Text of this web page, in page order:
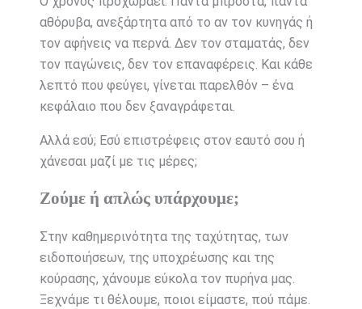
αθόρυβα, ανεξάρτητα από το αν τον κυνηγάς ή
τον αφήνεις να περνά. Δεν τον σταματάς, δεν
τον παγώνεις, δεν τον επαναφέρεις. Και κάθε
λεπτό που φεύγει, γίνεται παρελθόν – ένα
κεφάλαιο που δεν ξαναγράφεται.
Αλλά εσύ; Εσύ επιστρέφεις στον εαυτό σου ή
χάνεσαι μαζί με τις μέρες;
Ζούμε ή απλώς υπάρχουμε;
Στην καθημερινότητα της ταχύτητας, των
ειδοποιήσεων, της υποχρέωσης και της
κούρασης, χάνουμε εύκολα τον πυρήνα μας.
Ξεχνάμε τι θέλουμε, ποιοι είμαστε, πού πάμε.